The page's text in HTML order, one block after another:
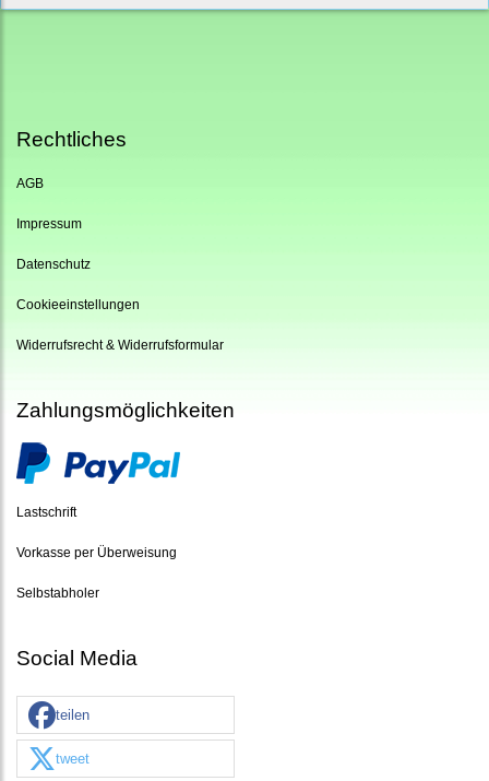
Rechtliches
AGB
Impressum
Datenschutz
Cookieeinstellungen
Widerrufsrecht & Widerrufsformular
Zahlungsmöglichkeiten
Lastschrift
Vorkasse per Überweisung
Selbstabholer
Social Media
teilen
tweet